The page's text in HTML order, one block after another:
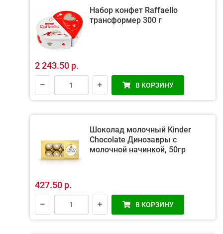
Набор конфет Raffaello
трансформер 300 г
2 243.50 р.
В КОРЗИНУ
Шоколад молочный Kinder
Chocolate Динозавры с
молочной начинкой, 50гр
427.50 р.
В КОРЗИНУ